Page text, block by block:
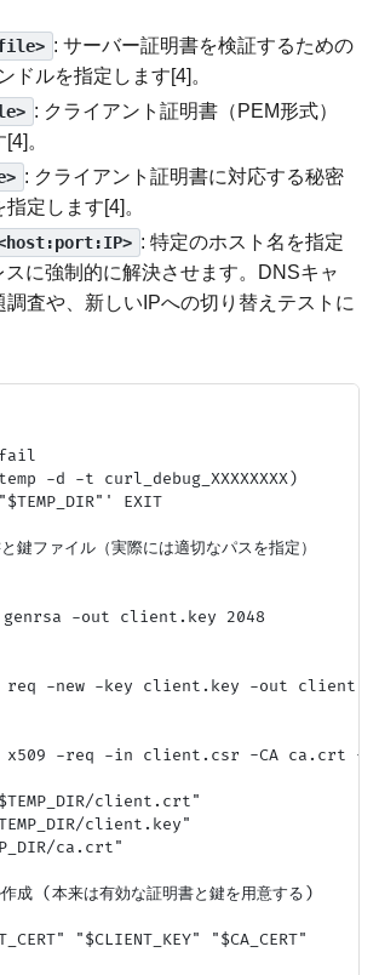
: サーバー証明書を検証するための
ドルを指定します[4]。
: クライアント証明書（PEM形式）
。
: クライアント証明書に対応する秘密
定します[4]。
: 特定のホスト名を指定
スに強制的に解決させます。DNSキャ
調査や、新しいIPへの切り替えテストに
-d -t curl_debug_XXXXXXXX)
EXIT
鍵ファイル（実際には適切なパスを指定）
-out client.key 2048
-new -key client.key -out
-req -in client.csr -CA ca.crt -
client.crt"
client.key"
ca.crt"
成 (本来は有効な証明書と鍵を用意する)
"$CLIENT_KEY" "$CA_CERT"